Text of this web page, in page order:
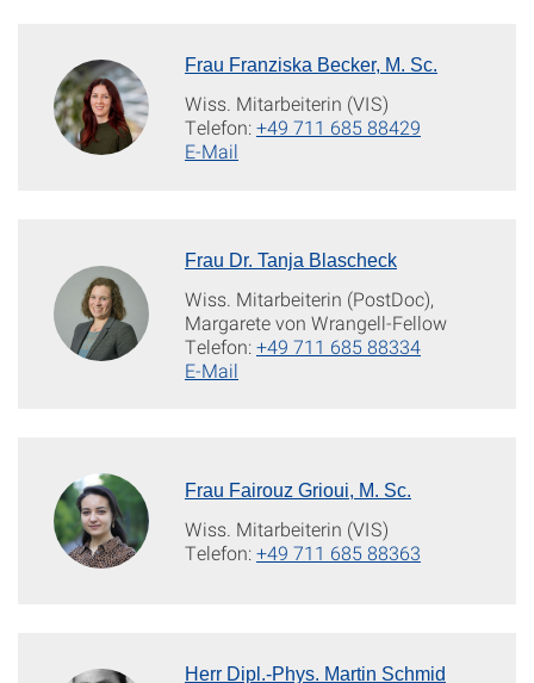
Frau Franziska Becker, M. Sc.
Wiss. Mitarbeiterin (VIS)
Telefon:+49 711 685 88429
E-Mail
Frau Dr. Tanja Blascheck
Wiss. Mitarbeiterin (PostDoc),
Margarete von Wrangell-Fellow
Telefon:+49 711 685 88334
E-Mail
Frau Fairouz Grioui, M. Sc.
Wiss. Mitarbeiterin (VIS)
Telefon:+49 711 685 88363
Herr Dipl.-Phys. Martin Schmid